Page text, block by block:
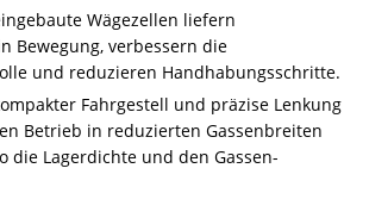
Wägezellen liefern
Bewegung, verbessern die
und reduzieren Handhabungsschritte.
Fahrgestell und präzise Lenkung
Betrieb in reduzierten Gassenbreiten
die Lagerdichte und den Gassen-